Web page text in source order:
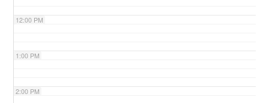
12:00 PM
1:00 PM
2:00 PM